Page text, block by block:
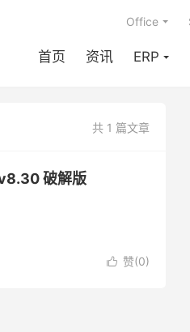
首页 资讯 ERP
Office
共 1 篇文章
破解版
 赞(0)